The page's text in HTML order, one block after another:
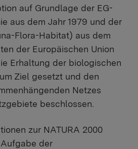
auf Grundlage der EG-
aus dem Jahr 1979 und der
Flora-Habitat) aus dem
der Europäischen Union
Erhaltung der biologischen
Ziel gesetzt und den
Netzes
beschlossen.
zur NATURA 2000
der